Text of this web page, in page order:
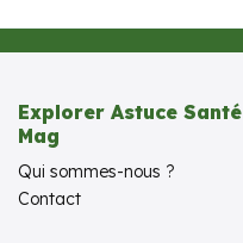
Explorer Astuce Santé
Mag
Qui sommes-nous ?
Contact